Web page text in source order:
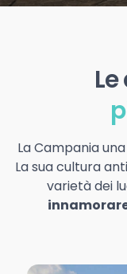
La Campania
La sua cultura
varietà dei